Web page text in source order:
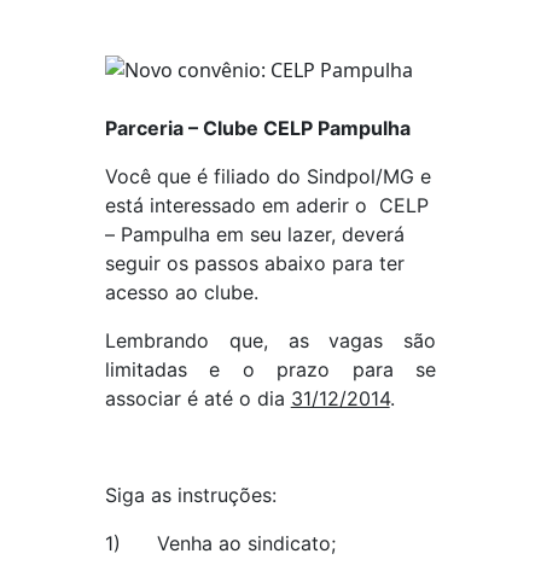
Parceria – Clube CELP Pampulha
Você que é filiado do Sindpol/MG e
está interessado em aderir o CELP
– Pampulha em seu lazer, deverá
seguir os passos abaixo para ter
acesso ao clube.
Lembrando que, as vagas são
limitadas e o prazo para se
associar é até o dia 31/12/2014.
Siga as instruções:
1) Venha ao sindicato;